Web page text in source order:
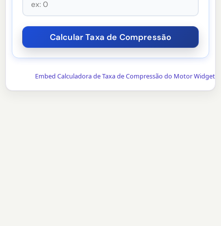
Embed Calculadora de Taxa de Compressão do Motor Widget